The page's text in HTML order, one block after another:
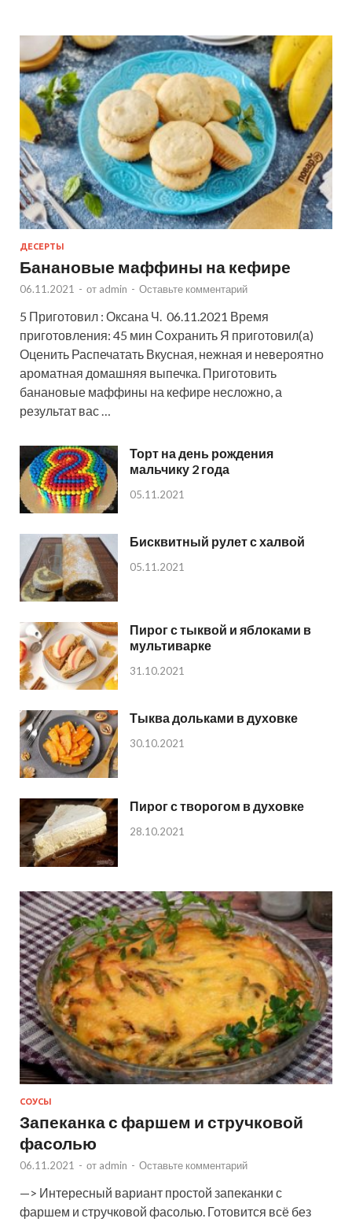
ДЕСЕРТЫ
Банановые маффины на кефире
06.11.2021 - от admin - Оставьте комментарий
5 Приготовил : Оксана Ч. 06.11.2021 Время
приготовления: 45 мин Сохранить Я приготовил(а)
Оценить Распечатать Вкусная, нежная и невероятно
ароматная домашняя выпечка. Приготовить
банановые маффины на кефире несложно, а
результат вас …
Торт на день рождения
мальчику 2 года
05.11.2021
Бисквитный рулет с халвой
05.11.2021
Пирог с тыквой и яблоками в
мультиварке
31.10.2021
Тыква дольками в духовке
30.10.2021
Пирог с творогом в духовке
28.10.2021
СОУСЫ
Запеканка с фаршем и стручковой
фасолью
06.11.2021 - от admin - Оставьте комментарий
—> Интересный вариант простой запеканки с
фаршем и стручковой фасолью. Готовится всё без